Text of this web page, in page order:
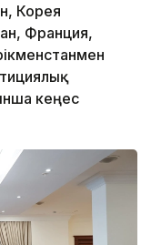
Корея
Франция,
кеңес